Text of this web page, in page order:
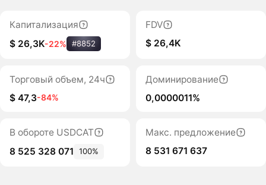
Капитализация
$ 26,3K-22% #8852
FDV
$ 26,4K
Торговый объем, 24ч
$ 47,3-84%
Доминирование
0,0000011%
В обороте USDCAT
8 525 328 071
100%
Макс. предложение
8 531 671 637